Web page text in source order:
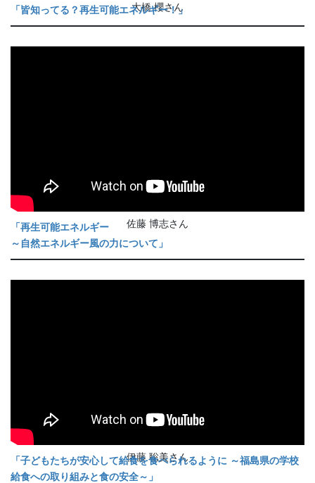
大橋 櫻さん
「皆知ってる？再生可能エネルギー！」
佐藤 博志さん
「再生可能エネルギー
～自然エネルギー風の力について」
伊藤 聡美さん
「子どもたちが安心して給食を食べられるように ～福島県の学校
給食への取り組みと食の安全～」